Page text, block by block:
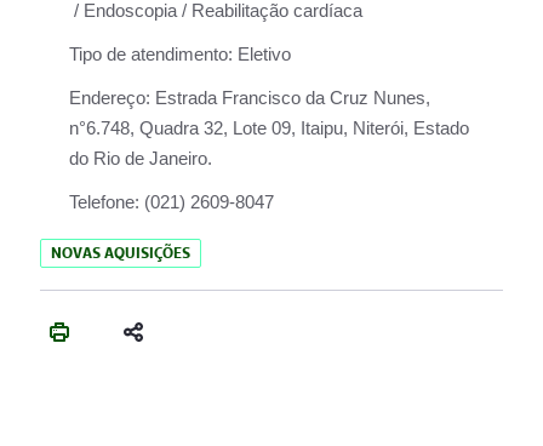
/ Endoscopia / Reabilitação cardíaca
Tipo de atendimento: Eletivo
Endereço: Estrada Francisco da Cruz Nunes,
n°6.748, Quadra 32, Lote 09, Itaipu, Niterói, Estado
do Rio de Janeiro.
Telefone: (021) 2609-8047
NOVAS AQUISIÇÕES